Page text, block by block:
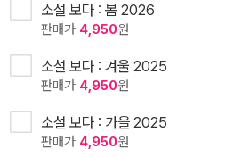
소설 보다 : 봄 2026
판매가 4,950원
소설 보다 : 겨울 2025
판매가 4,950원
소설 보다 : 가을 2025
판매가 4,950원